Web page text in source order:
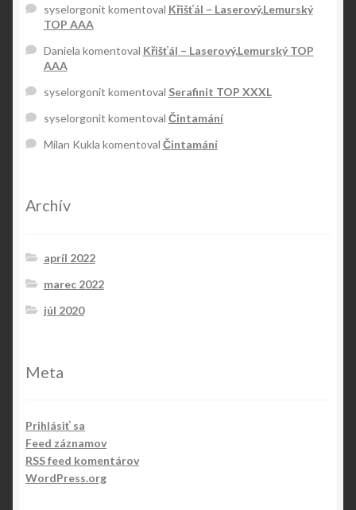
syselorgonit komentoval Křišťál – Laserový,Lemurský
TOP AAA
Daniela komentoval Křišťál – Laserový,Lemurský TOP
AAA
syselorgonit komentoval Serafinit TOP XXXL
syselorgonit komentoval Čintamání
Milan Kukla komentoval Čintamání
Archív
apríl 2022
marec 2022
júl 2020
Meta
Prihlásiť sa
Feed záznamov
RSS feed komentárov
WordPress.org